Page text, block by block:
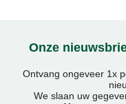
Onze
Ontvang ongeveer 1x
We slaan uw